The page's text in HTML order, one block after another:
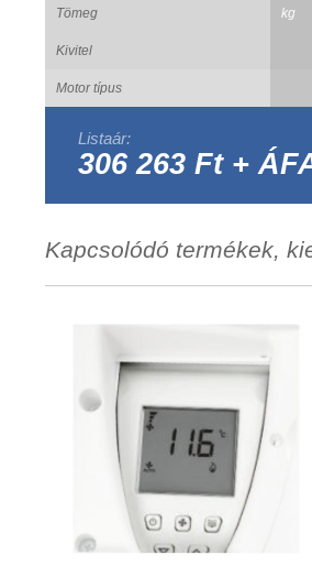
Tömeg kg
Kivitel
Motor típus
Listaár:
306 263 Ft +
Kapcsolódó termékek,